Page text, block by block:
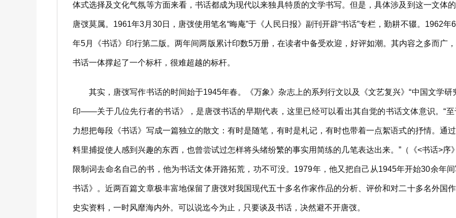
体式选择及文化气氛等方面来看，书话都成为现代以来独具特质的文学书写。但是，具体涉及到这一文体
唐弢莫属。1961年3月30日，唐弢使用笔名“晦庵”于《人民日报》副刊开辟“书话”专栏，勤耕不辍。1962
年5月《书话》印行第二版。两年间两版累计印数5万册，在读者中备受欢迎，好评如潮。其内容之多而广
书话一体撑起了一个标杆，很难超越的标杆。
其实，唐弢写作书话的时间始于1945年春。《万象》杂志上的系列行文以及《文艺复兴》“中国文学研
印——关于几位先行者的书话》，是唐弢书话的早期代表，这里已经可以看出其自觉的书话文体意识。“
力想把每段《书话》写成一篇独立的散文：有时是随笔，有时是札记，有时也带着一点絮语式的抒情。通
料里捕捉使人感到兴趣的东西，也曾尝试过怎样将头绪纷繁的事实用简练的几笔表达出来。”（《<书话>序
限制词去命名自己的书，他为书话文体开路拓荒，功不可没。1979年，他又把自己从1945年开始30余年
书话》。近两百篇文章极丰富地保留了唐弢对我国现代五十多名作家作品的分析、评价和对二十多名外国
史实资料，一时风靡海内外。可以说迄今为止，只要谈及书话，决然避不开唐弢。